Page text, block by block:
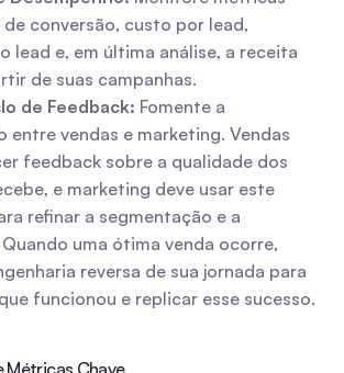
conversão, custo por lead,
lead e, em última análise, a receita
de suas campanhas.
de Feedback: Fomente a
entre vendas e marketing. Vendas
feedback sobre a qualidade dos
e marketing deve usar este
refinar a segmentação e a
uma ótima venda ocorre,
reversa de sua jornada para
funcionou e replicar esse sucesso.
Métricas Chave